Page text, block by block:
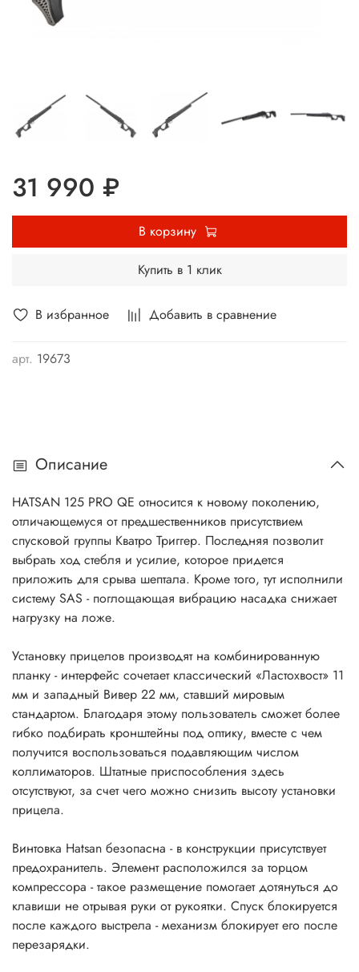
В избранное Добавить в сравнение
арт. 19673
31 990 ₽
В корзину
Купить в 1 клик
Описание
HATSAN 125 PRO QE относится к новому поколению,
отличающемуся от предшественников присутствием
спусковой группы Кватро Триггер. Последняя позволит
выбрать ход стебля и усилие, которое придется
приложить для срыва шептала. Кроме того, тут исполнили
систему SAS - поглощающая вибрацию насадка снижает
нагрузку на ложе.
Установку прицелов производят на комбинированную
планку - интерфейс сочетает классический «Ластохвост» 11
мм и западный Вивер 22 мм, ставший мировым
стандартом. Благодаря этому пользователь сможет более
гибко подбирать кронштейны под оптику, вместе с чем
получится воспользоваться подавляющим числом
коллиматоров. Штатные приспособления здесь
отсутствуют, за счет чего можно снизить высоту установки
прицела.
Винтовка Hatsan безопасна - в конструкции присутствует
предохранитель. Элемент расположился за торцом
компрессора - такое размещение помогает дотянуться до
клавиши не отрывая руки от рукоятки. Спуск блокируется
после каждого выстрела - механизм блокирует его после
перезарядки.